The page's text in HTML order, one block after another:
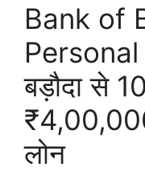
Bank of
बड़ौदा से
लोन